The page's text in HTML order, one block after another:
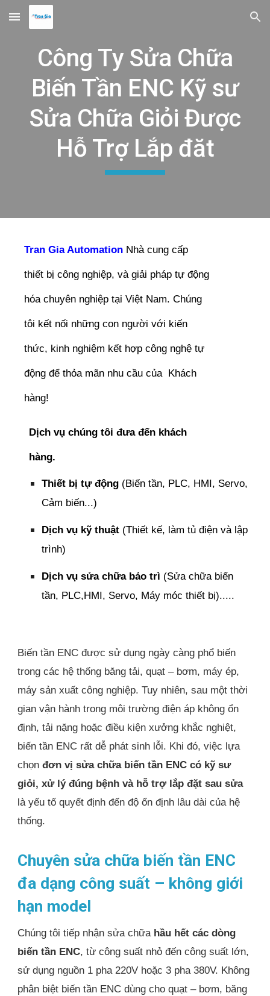
Skip to main content Skip to navigation
Công Ty Sửa Chữa
Biến Tần ENC Kỹ sư
Sửa Chữa Giỏi Được
Hỗ Trợ Lắp đăt
Tran Gia Automation Nhà cung cấp
thiết bị công nghiệp, và giải pháp tự động
hóa chuyên nghiệp tại Việt Nam. Chúng
tôi kết nối những con người với kiến
thức, kinh nghiệm kết hợp công nghệ tự
động để thỏa mãn nhu cầu của Khách
hàng!
Dịch vụ chúng tôi đưa đến khách
hàng.
Thiết bị tự động (Biến tần, PLC, HMI, Servo,
Cảm biến...)
Dịch vụ kỹ thuật (Thiết kế, làm tủ điện và lập
trình)
Dịch vụ sửa chữa bảo trì (Sửa chữa biến
tần, PLC,HMI, Servo, Máy móc thiết bị).....
Biến tần ENC được sử dụng ngày càng phổ biến
trong các hệ thống băng tải, quạt – bơm, máy ép,
máy sản xuất công nghiệp. Tuy nhiên, sau một thời
gian vận hành trong môi trường điện áp không ổn
định, tải nặng hoặc điều kiện xưởng khắc nghiệt,
biến tần ENC rất dễ phát sinh lỗi. Khi đó, việc lựa
chọnđơn vị sửa chữa biến tần ENC có kỹ sư
giỏi, xử lý đúng bệnh và hỗ trợ lắp đặt sau sửa
là yếu tố quyết định đến độ ổn định lâu dài của hệ
thống.
Chuyên sửa chữa biến tần ENC
đa dạng công suất – không giới
hạn model
Chúng tôi tiếp nhận sửa chữa hầu hết các dòng
biến tần ENC, từ công suất nhỏ đến công suất lớn,
sử dụng nguồn 1 pha 220V hoặc 3 pha 380V. Không
phân biệt biến tần ENC dùng cho quạt – bơm, băng